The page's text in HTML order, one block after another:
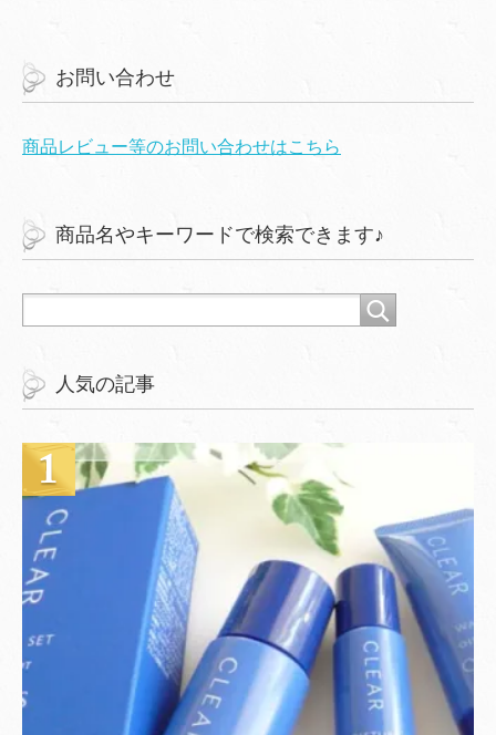
お問い合わせ
商品レビュー等のお問い合わせはこちら
商品名やキーワードで検索できます♪
人気の記事